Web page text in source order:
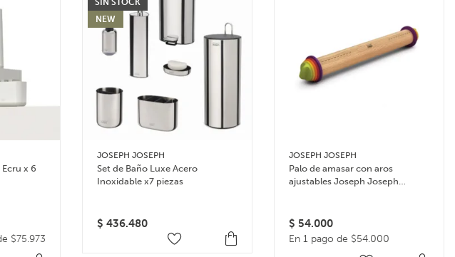
x 6
$75.973
NEW
JOSEPH JOSEPH
Set de Baño Luxe Acero
Inoxidable x7 piezas
$ 436.480
JOSEPH JOSEPH
Palo de amasar con aros
ajustables Joseph Joseph
$ 54.000
En 1 pago de $54.000